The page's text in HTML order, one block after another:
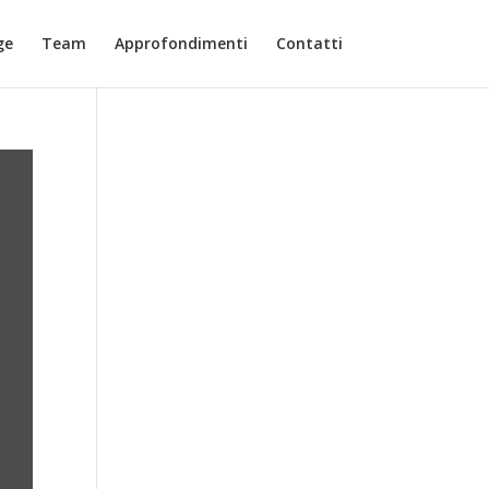
Team Approfondimenti Contatti